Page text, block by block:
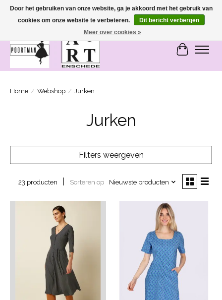
SASHIONABLE - damesmode in Bemmel en Enschede
Home / Webshop / Jurken
Jurken
Filters weergeven
23 producten Sorteren op Nieuwste producten
Door het gebruiken van onze website, ga je akkoord met het gebruik van
cookies om onze website te verbeteren.
Dit bericht verbergen
Meer over cookies »